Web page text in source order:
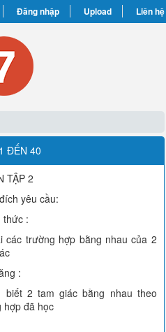
Đăng nhập Upload Liên hệ
ĐẾN 40
TẬP 2
yêu cầu:
thức :
các trường hợp bằng nhau của 2
:
biết 2 tam giác bằng nhau theo
hợp đã học